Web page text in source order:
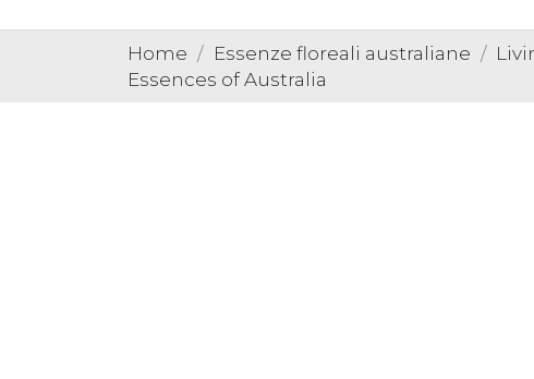
Home Essenze floreali australiane
Essences of Australia